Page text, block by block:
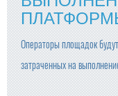
Операторы площадок
затраченных на